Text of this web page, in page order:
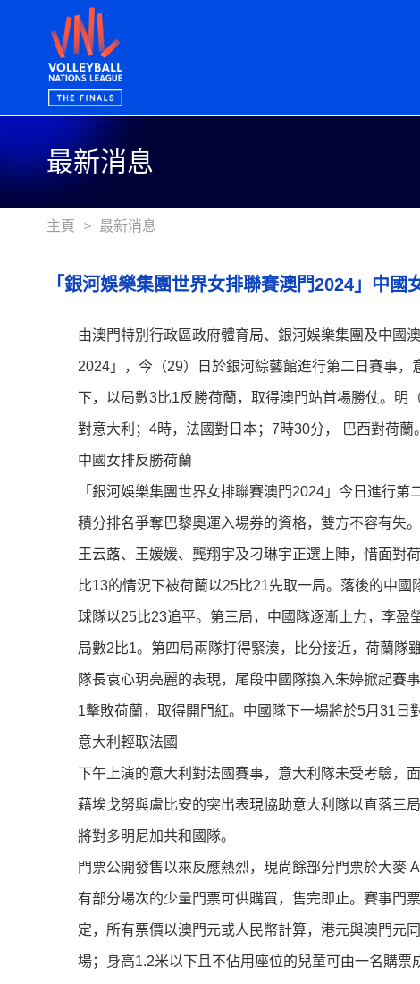
最新消息
主頁 > 最新消息
「銀河娛樂集團世界女排聯賽澳門2024」中國
由澳門特別行政區政府體育局、銀河娛樂集團及中國
2024」，今（29）日於銀河綜藝館進行第二日賽事
下，以局數3比1反勝荷蘭，取得澳門站首場勝仗。明
對意大利；4時，法國對日本；7時30分， 巴西對荷蘭。
中國女排反勝荷蘭
「銀河娛樂集團世界女排聯賽澳門2024」今日進行
積分排名爭奪巴黎奧運入場券的資格，雙方不容有失
王云蕗、王媛媛、龔翔宇及刁琳宇正選上陣，惜面對
比13的情況下被荷蘭以25比21先取一局。落後的中
球隊以25比23追平。第三局，中國隊逐漸上力，李
局數2比1。第四局兩隊打得緊湊，比分接近，荷蘭隊
隊長袁心玥亮麗的表現，尾段中國隊換入朱婷掀起賽
1擊敗荷蘭，取得開門紅。中國隊下一場將於5月31日
意大利輕取法國
下午上演的意大利對法國賽事，意大利隊未受考驗，
藉埃戈努與盧比安的突出表現協助意大利隊以直落三
將對多明尼加共和國隊。
門票公開發售以來反應熱烈，現尚餘部分門票於大麥
有部分場次的少量門票可供購買，售完即止。賽事門
定，所有票價以澳門元或人民幣計算，港元與澳門元
場；身高1.2米以下且不佔用座位的兒童可由一名購